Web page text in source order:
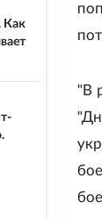
"В
Как